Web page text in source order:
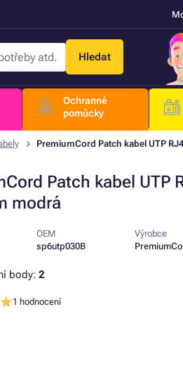
Hledat
Ochranné
pomůcky
PremiumCord Patch kabel UTP
Patch kabel UTP
modrá
OEM
sp6utp030B
Výrobce
body: 2
1 hodnocení